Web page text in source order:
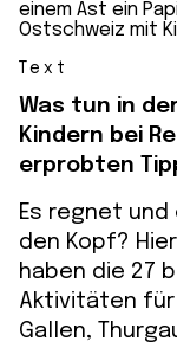
Text
Was tun in
Kindern bei
erprobten
Es regnet
den Kopf?
haben die 27
Aktivitäten für
Gallen,